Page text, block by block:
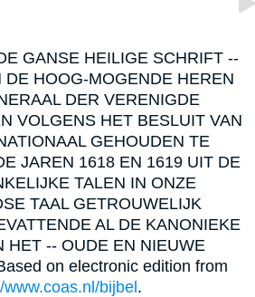
GANSE HEILIGE SCHRIFT --
DE HOOG-MOGENDE HEREN
DER VERENIGDE
VOLGENS HET BESLUIT VAN
GEHOUDEN TE
JAREN 1618 EN 1619 UIT DE
TALEN IN ONZE
TAAL GETROUWELIJK
AL DE KANONIEKE
HET -- OUDE EN NIEUWE
on electronic edition from
www.coas.nl/bijbel.